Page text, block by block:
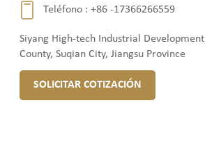
Teléfono :+86 -17366266559
Siyang High-tech Industrial Development
County, Suqian City, Jiangsu Province
SOLICITAR COTIZACIÓN